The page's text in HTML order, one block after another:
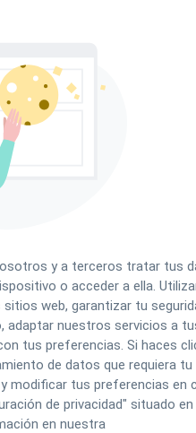
Refuerza tu
acceso
y a terceros tratar tus
o acceder a ella.
web, garantizar tu
nuestros servicios a
tus preferencias. Si haces
de datos que requiera tu
modificar tus preferencias en
de privacidad" situado en
en nuestra